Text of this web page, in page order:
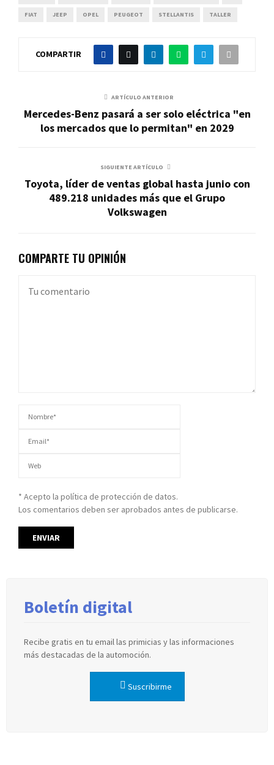
FIAT JEEP OPEL PEUGEOT STELLANTIS TALLER
COMPARTIR
ARTÍCULO ANTERIOR
Mercedes-Benz pasará a ser solo eléctrica "en
los mercados que lo permitan" en 2029
SIGUIENTE ARTÍCULO
Toyota, líder de ventas global hasta junio con
489.218 unidades más que el Grupo
Volkswagen
COMPARTE TU OPINIÓN
* Acepto la política de protección de datos.
Los comentarios deben ser aprobados antes de publicarse.
Boletín digital
Recibe gratis en tu email las primicias y las informaciones
más destacadas de la automoción.
Suscribirme